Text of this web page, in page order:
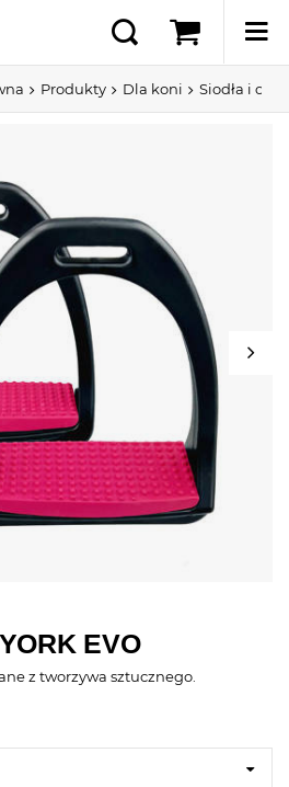
Produkty Dla koni Siodła i
EVO
z tworzywa sztucznego.